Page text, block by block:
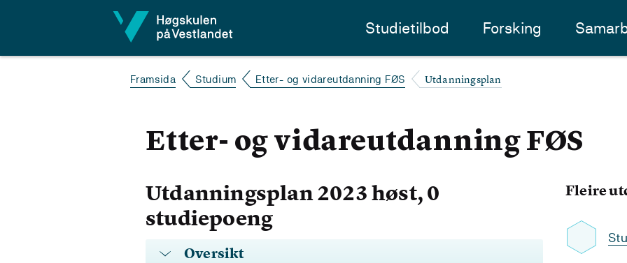
Studietilbod Forsking
Framsida Studium Etter- og vidareutdanning FØS Utdanningsplan
Etter- og vidareutdanning FØS
Fleire
Utdanningsplan 2023 høst, 0
studiepoeng
Oversikt